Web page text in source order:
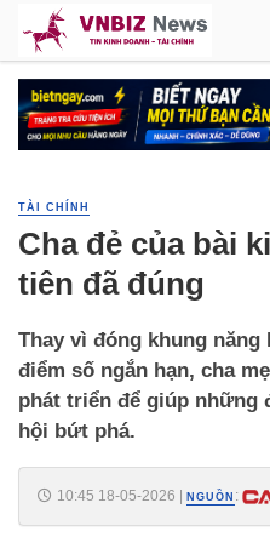
TÀI CHÍNH
Cha đẻ của bài
tiên đã đúng
Thay vì đóng khung
điểm số ngắn hạn, cha
phát triển để giúp
hội bứt phá.
10:45 18-05-2026 NGUỒN :